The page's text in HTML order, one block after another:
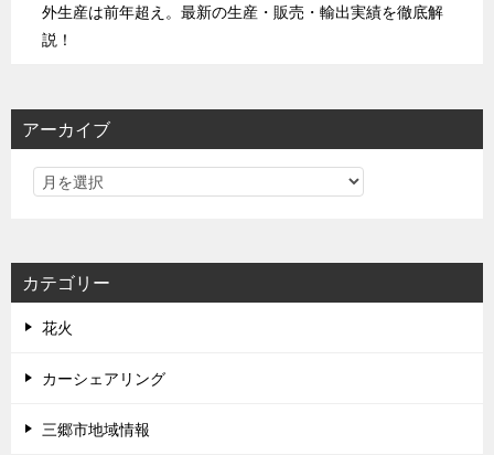
外生産は前年超え。最新の生産・販売・輸出実績を徹底解
説！
アーカイブ
カテゴリー
花火
カーシェアリング
三郷市地域情報